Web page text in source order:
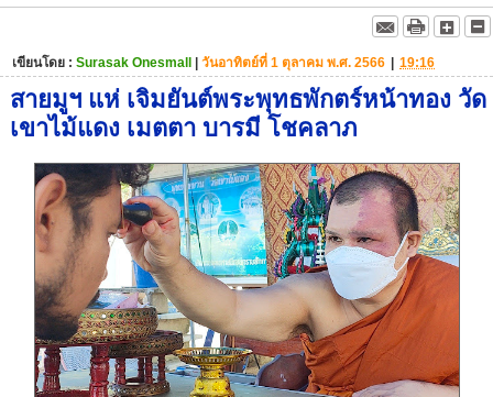
เขียนโดย : Surasak Onesmall | วันอาทิตย์ที่ 1 ตุลาคม พ.ศ. 2566 | 19:16
สายมูฯ แห่ เจิมยันต์พระพุทธพักตร์หน้าทอง วัด
เขาไม้แดง เมตตา บารมี โชคลาภ